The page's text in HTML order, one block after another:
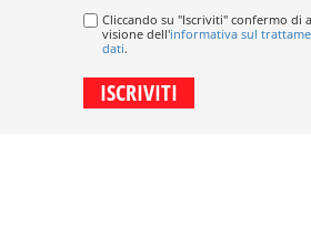
Cliccando su "Iscriviti" confermo di
visione dell'informativa sul
dati.